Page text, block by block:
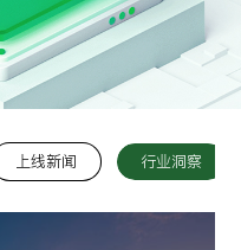
上线新闻 行业洞察